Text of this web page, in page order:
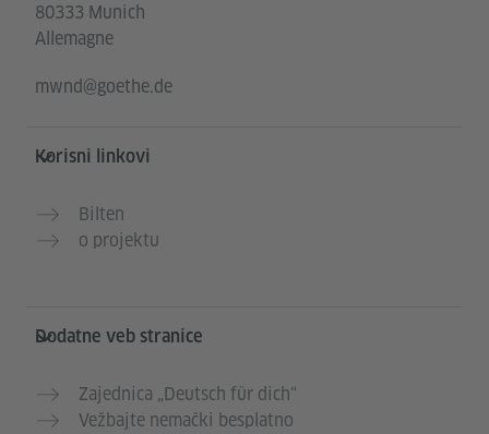
80333 Munich
Allemagne
mwnd@goethe.de
Korisni linkovi
Bilten
o projektu
Dodatne veb stranice
Zajednica „Deutsch für dich“
Vežbajte nemački besplatno